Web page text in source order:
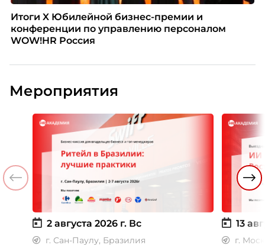
Итоги X Юбилейной бизнес-премии и
конференции по управлению персоналом
WOW!HR Россия
Мероприятия
2 августа 2026 г. Вс
г. Сан-Паулу, Бразилия
13
г.